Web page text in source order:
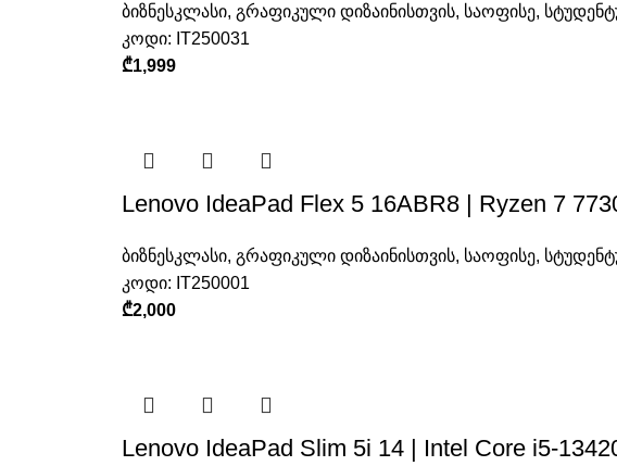
ბიზნესკლასი, გრაფიკული დიზაინისთვის, საოფისე,
კოდი: IT250031
₾1,999
Lenovo IdeaPad Flex 5 16ABR8 | Ryzen 7
ბიზნესკლასი, გრაფიკული დიზაინისთვის, საოფისე,
კოდი: IT250001
₾2,000
Lenovo IdeaPad Slim 5i 14 | Intel Core i5-